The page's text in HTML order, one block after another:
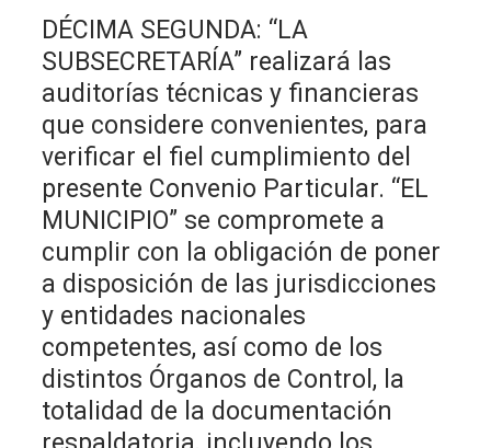
DÉCIMA SEGUNDA: “LA
SUBSECRETARÍA” realizará las
auditorías técnicas y financieras
que considere convenientes, para
verificar el fiel cumplimiento del
presente Convenio Particular. “EL
MUNICIPIO” se compromete a
cumplir con la obligación de poner
a disposición de las jurisdicciones
y entidades nacionales
competentes, así como de los
distintos Órganos de Control, la
totalidad de la documentación